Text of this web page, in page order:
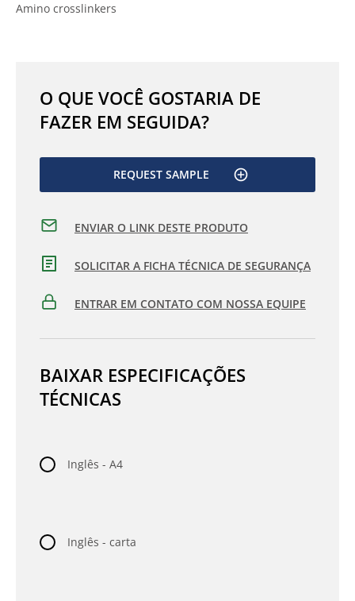
Amino crosslinkers
O QUE VOCÊ GOSTARIA DE
FAZER EM SEGUIDA?
REQUEST SAMPLE
ENVIAR O LINK DESTE PRODUTO
SOLICITAR A FICHA TÉCNICA DE SEGURANÇA
ENTRAR EM CONTATO COM NOSSA EQUIPE
BAIXAR ESPECIFICAÇÕES
TÉCNICAS
Inglês - A4
Inglês - carta